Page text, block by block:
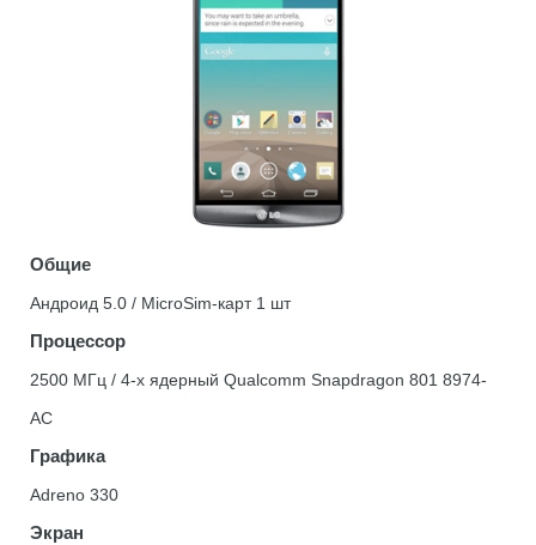
Общие
Андроид 5.0 / MicroSim-карт 1 шт
Процессор
2500 МГц / 4-х ядерный Qualcomm Snapdragon 801 8974-
AC
Графика
Adreno 330
Экран